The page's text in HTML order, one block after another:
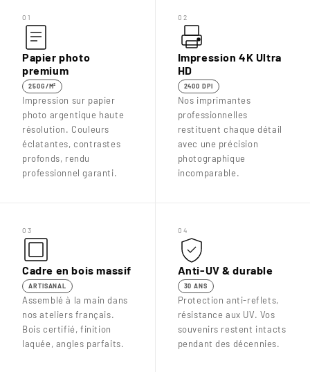
01
Papier photo
premium
250G/M²
Impression sur papier
photo argentique haute
résolution. Couleurs
éclatantes, contrastes
profonds, rendu
professionnel garanti.
02
Impression 4K Ultra
HD
2400 DPI
Nos imprimantes
professionnelles
restituent chaque détail
avec une précision
photographique
incomparable.
03
Cadre en bois massif
ARTISANAL
Assemblé à la main dans
nos ateliers français.
Bois certifié, finition
laquée, angles parfaits.
04
Anti-UV & durable
30 ANS
Protection anti-reflets,
résistance aux UV. Vos
souvenirs restent intacts
pendant des décennies.